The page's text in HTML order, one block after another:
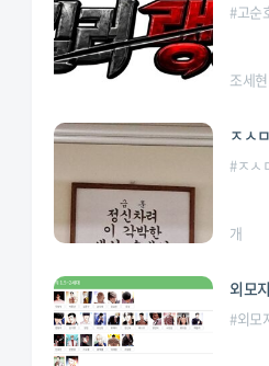
#고순
조세현
ㅈㅅ
#ㅈㅅ
개
#외모